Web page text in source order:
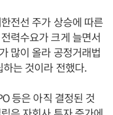
전선 주가 상승에 따른
력수요가 크게 늘면서
많이 올라 공정거래법
는 것이라 전했다.
등은 아직 결정된 것